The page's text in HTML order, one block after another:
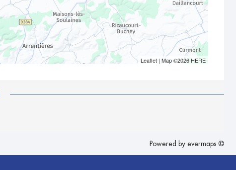
Leaflet| Map ©2026HERE
Powered by evermaps ©